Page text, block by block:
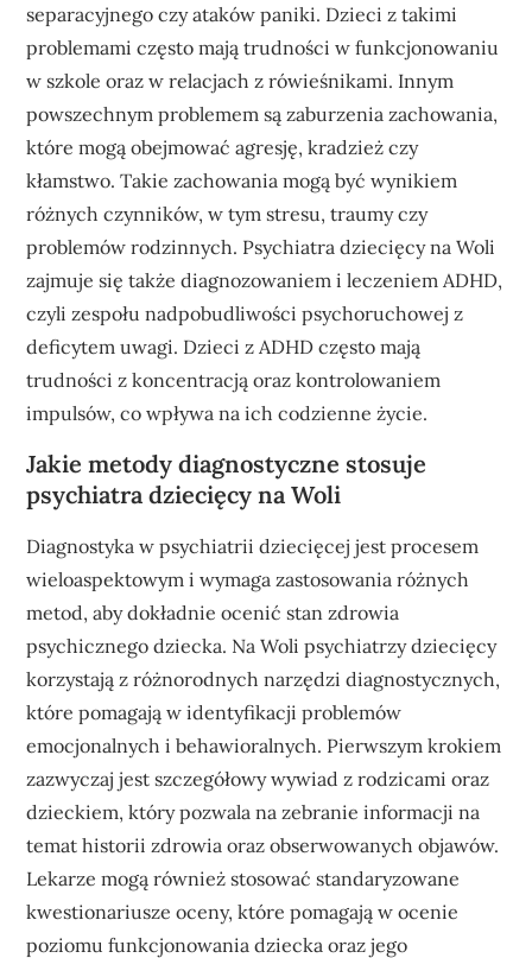
separacyjnego czy ataków paniki. Dzieci z takimi
problemami często mają trudności w funkcjonowaniu
w szkole oraz w relacjach z rówieśnikami. Innym
powszechnym problemem są zaburzenia zachowania,
które mogą obejmować agresję, kradzież czy
kłamstwo. Takie zachowania mogą być wynikiem
różnych czynników, w tym stresu, traumy czy
problemów rodzinnych. Psychiatra dziecięcy na Woli
zajmuje się także diagnozowaniem i leczeniem ADHD,
czyli zespołu nadpobudliwości psychoruchowej z
deficytem uwagi. Dzieci z ADHD często mają
trudności z koncentracją oraz kontrolowaniem
impulsów, co wpływa na ich codzienne życie.
Jakie metody diagnostyczne stosuje
psychiatra dziecięcy na Woli
Diagnostyka w psychiatrii dziecięcej jest procesem
wieloaspektowym i wymaga zastosowania różnych
metod, aby dokładnie ocenić stan zdrowia
psychicznego dziecka. Na Woli psychiatrzy dziecięcy
korzystają z różnorodnych narzędzi diagnostycznych,
które pomagają w identyfikacji problemów
emocjonalnych i behawioralnych. Pierwszym krokiem
zazwyczaj jest szczegółowy wywiad z rodzicami oraz
dzieckiem, który pozwala na zebranie informacji na
temat historii zdrowia oraz obserwowanych objawów.
Lekarze mogą również stosować standaryzowane
kwestionariusze oceny, które pomagają w ocenie
poziomu funkcjonowania dziecka oraz jego